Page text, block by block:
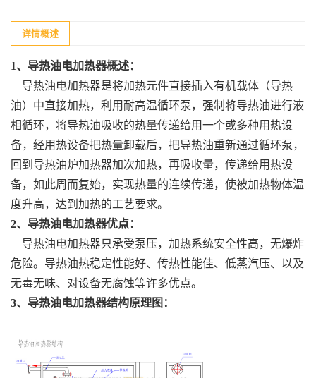
详情概述
1、导热油电加热器概述：
导热油电加热器是将加热元件直接插入有机载体（导热
油）中直接加热，利用耐高温循环泵，强制将导热油进行液
相循环，将导热油吸收的热量传递给用一个或多种用热设
备，经用热设备把热量卸载后，把导热油重新通过循环泵，
回到导热油炉加热器加次加热，再吸收量，传递给用热设
备，如此周而复始，实现热量的连续传递，使被加热物体温
度升高，达到加热的工艺要求。
2、导热油电加热器优点：
导热油电加热器只承受泵压，加热系统安全性高，无爆炸
危险。导热油热稳定性能好、传热性能佳、低蒸汽压、以及
无毒无味、对设备无腐蚀等许多优点。
3、导热油电加热器结构原理图：